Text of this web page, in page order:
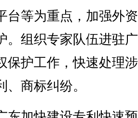
台等为重点，加强外
。组织专家队伍进驻
保护工作，快速处理
、商标纠纷。